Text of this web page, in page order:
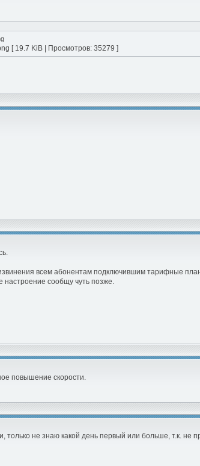
[ 19.7 KiB | Просмотров: 35279 ]
всем абонентам подключившим тарифные
настроение сообщу чуть позже.
повышение скорости.
только не знаю какой день первый или больше, т.к. не